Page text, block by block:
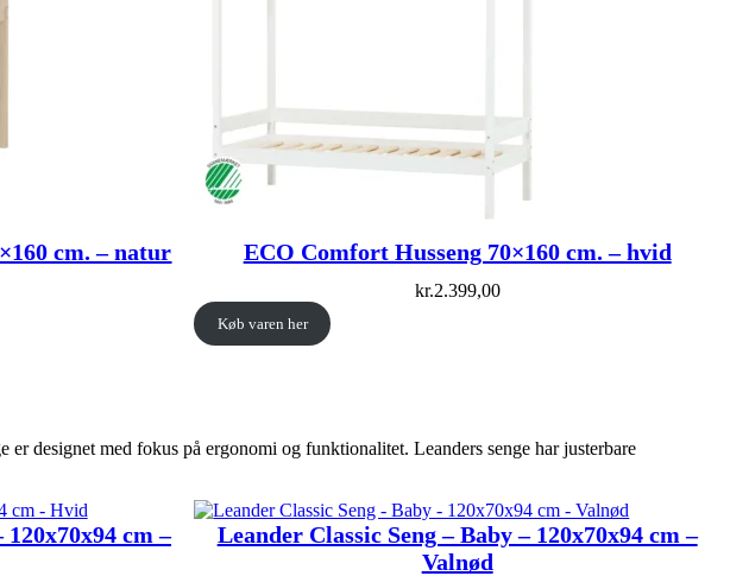
cm. – natur ECO Comfort Husseng 70×160 cm. – hvid
kr.2.399,00
Køb varen her
designet med fokus på ergonomi og funktionalitet. Leanders senge har justerbare
120x70x94 cm –
Leander Classic Seng – Baby – 120x70x94 cm –
Valnød